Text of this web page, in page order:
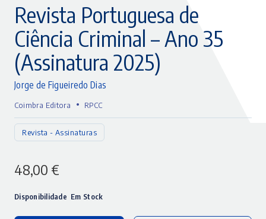
Revista Portuguesa de
Ciência Criminal – Ano 35
(Assinatura 2025)
Jorge de Figueiredo Dias
Coimbra Editora • RPCC
Revista - Assinaturas
48,00 €
Disponibilidade Em Stock